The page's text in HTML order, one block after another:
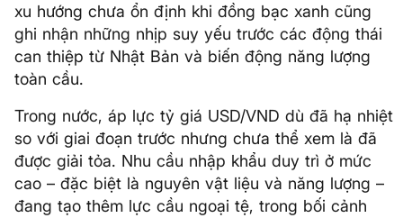
xu hướng chưa ổn định khi đồng bạc xanh cũng
ghi nhận những nhịp suy yếu trước các động thái
can thiệp từ Nhật Bản và biến động năng lượng
toàn cầu.
Trong nước, áp lực tỷ giá USD/VND dù đã hạ nhiệt
so với giai đoạn trước nhưng chưa thể xem là đã
được giải tỏa. Nhu cầu nhập khẩu duy trì ở mức
cao – đặc biệt là nguyên vật liệu và năng lượng –
đang tạo thêm lực cầu ngoại tệ, trong bối cảnh